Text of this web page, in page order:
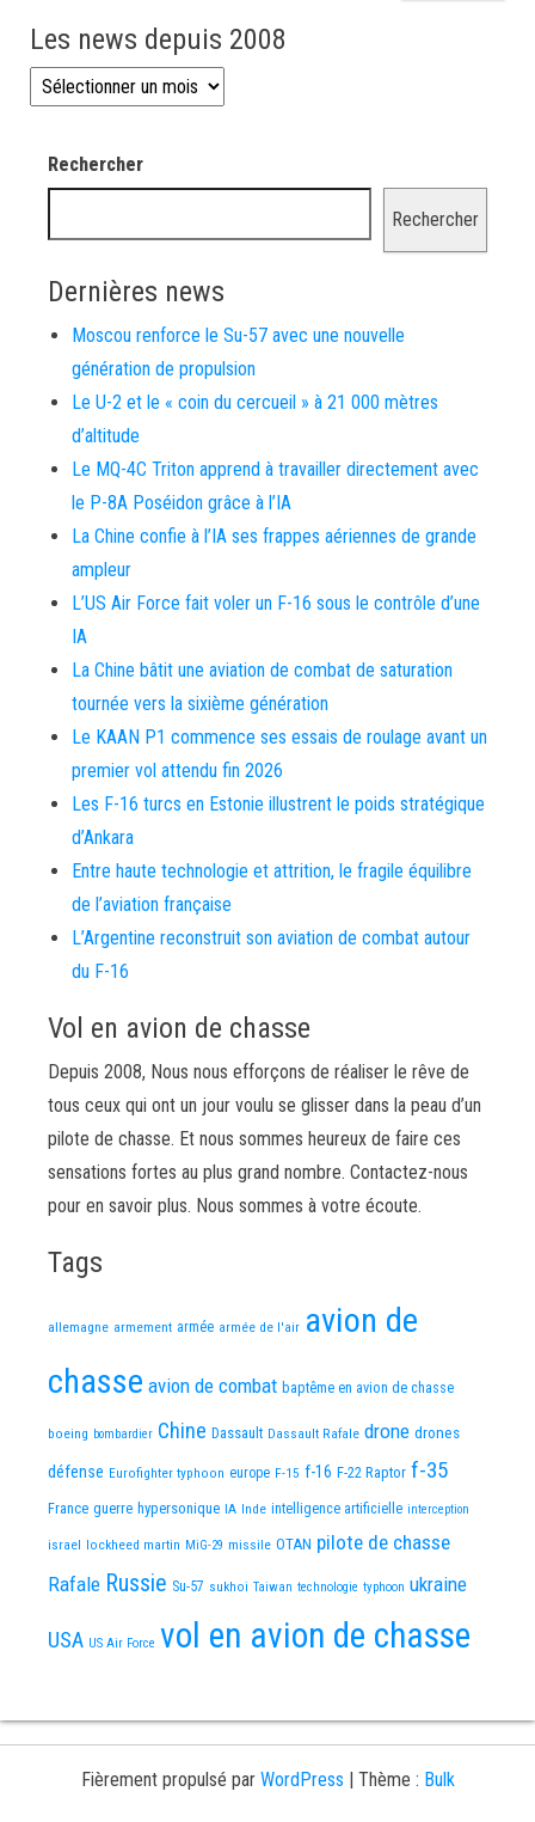
Les news depuis 2008
Les news depuis 2008
Rechercher
Rechercher
Dernières news
Moscou renforce le Su-57 avec une nouvelle
génération de propulsion
Le U-2 et le « coin du cercueil » à 21 000 mètres
d’altitude
Le MQ-4C Triton apprend à travailler directement avec
le P-8A Poséidon grâce à l’IA
La Chine confie à l’IA ses frappes aériennes de grande
ampleur
L’US Air Force fait voler un F-16 sous le contrôle d’une
IA
La Chine bâtit une aviation de combat de saturation
tournée vers la sixième génération
Le KAAN P1 commence ses essais de roulage avant un
premier vol attendu fin 2026
Les F-16 turcs en Estonie illustrent le poids stratégique
d’Ankara
Entre haute technologie et attrition, le fragile équilibre
de l’aviation française
L’Argentine reconstruit son aviation de combat autour
du F-16
Vol en avion de chasse
Depuis 2008, Nous nous efforçons de réaliser le rêve de
tous ceux qui ont un jour voulu se glisser dans la peau d’un
pilote de chasse. Et nous sommes heureux de faire ces
sensations fortes au plus grand nombre. Contactez-nous
pour en savoir plus. Nous sommes à votre écoute.
Tags
allemagne armement armée armée de l'air avion de
chasse avion de combat baptême en avion de chasse
boeing bombardier Chine Dassault Dassault Rafale drone drones
défense Eurofighter typhoon europe F-15 f-16 F-22 Raptor f-35
France guerre hypersonique IA Inde intelligence artificielle interception
israel lockheed martin MiG-29 missile OTAN pilote de chasse
Rafale Russie Su-57 sukhoi Taiwan technologie typhoon ukraine
USA US Air Force vol en avion de chasse
Fièrement propulsé par WordPress Thème : Bulk